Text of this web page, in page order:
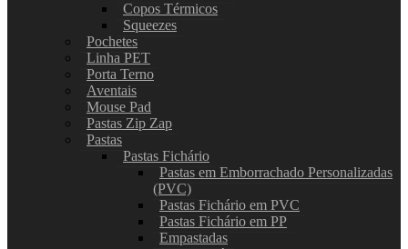
Copos Térmicos
Squeezes
Pochetes
Linha PET
Porta Terno
Aventais
Mouse Pad
Pastas Zip Zap
Pastas
Pastas Fichário
Pastas em Emborrachado Personalizadas
(PVC)
Pastas Fichário em PVC
Pastas Fichário em PP
Empastadas